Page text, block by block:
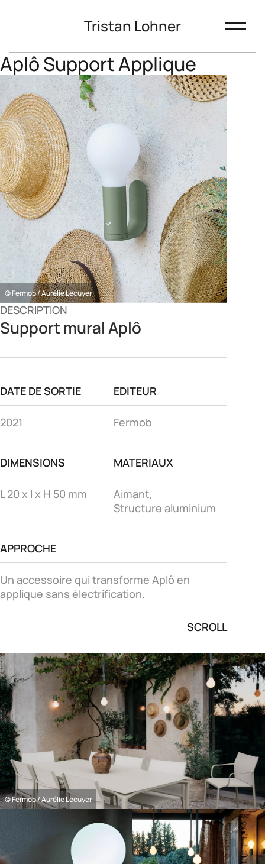
Tristan Lohner
Aplô Support Applique
© Fermob / Aurélie Lecuyer
DESCRIPTION
Support mural Aplô
DATE DE SORTIE
2021
EDITEUR
Fermob
DIMENSIONS
L 20 x l x H 50 mm
MATERIAUX
Aimant,
Structure aluminium
APPROCHE
Un accessoire qui transforme Aplô en
applique sans électrification.
SCROLL
© Fermob / Aurélie Lecuyer